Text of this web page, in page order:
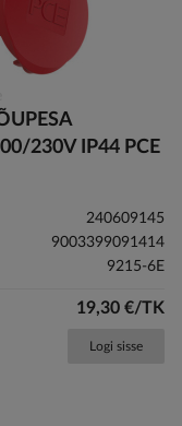
230V IP44 PCE
240609145
9003399091414
9215-6E
19,30 €/TK
Logi sisse